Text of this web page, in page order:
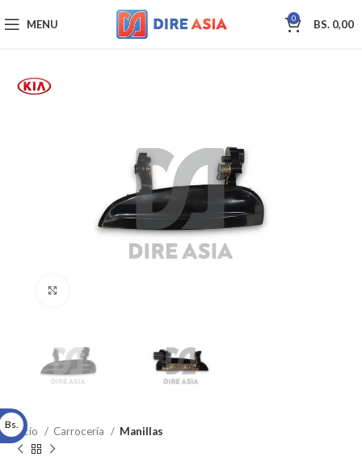
MENU 0 BS. 0,00
Inicio Carrocería Manillas
Bs.